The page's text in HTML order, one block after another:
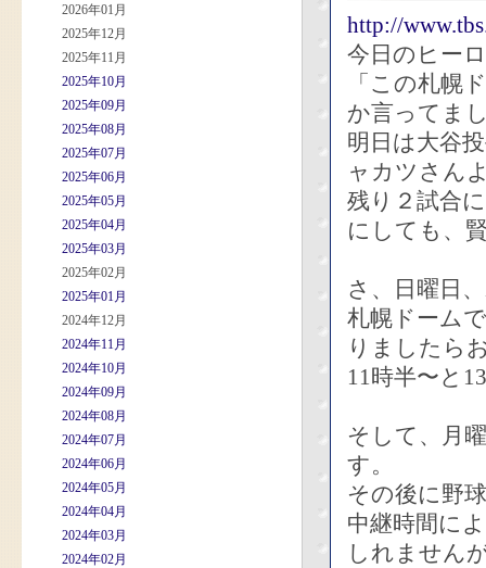
2026年01月
2025年12月
2025年11月
2025年10月
2025年09月
2025年08月
2025年07月
2025年06月
2025年05月
2025年04月
2025年03月
2025年02月
2025年01月
2024年12月
2024年11月
2024年10月
2024年09月
2024年08月
2024年07月
2024年06月
2024年05月
2024年04月
2024年03月
2024年02月
http://
今日のヒー
「この札幌
か言ってま
明日は大谷
ャカツさん
残り２試合
にしても、
さ、日曜日
札幌ドーム
りましたら
11時半〜と
そして、月
す。
その後に野
中継時間に
しれません